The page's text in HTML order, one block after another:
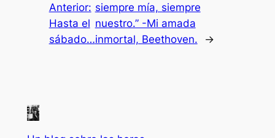
Anterior:
Hasta el
sábado…
siempre mía, siempre
nuestro.” -Mi amada
inmortal, Beethoven.
→